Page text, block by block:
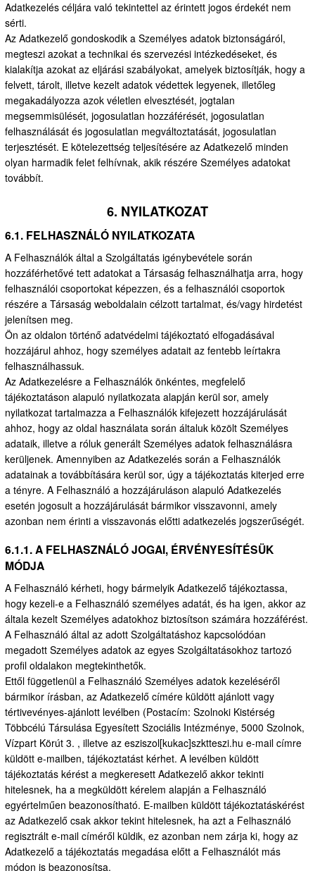
Adatkezelés céljára való tekintettel az érintett jogos érdekét nem
sérti.
Az Adatkezelő gondoskodik a Személyes adatok biztonságáról,
megteszi azokat a technikai és szervezési intézkedéseket, és
kialakítja azokat az eljárási szabályokat, amelyek biztosítják, hogy a
felvett, tárolt, illetve kezelt adatok védettek legyenek, illetőleg
megakadályozza azok véletlen elvesztését, jogtalan
megsemmisülését, jogosulatlan hozzáférését, jogosulatlan
felhasználását és jogosulatlan megváltoztatását, jogosulatlan
terjesztését. E kötelezettség teljesítésére az Adatkezelő minden
olyan harmadik felet felhívnak, akik részére Személyes adatokat
továbbít.
6. NYILATKOZAT
6.1. FELHASZNÁLÓ NYILATKOZATA
A Felhasználók által a Szolgáltatás igénybevétele során
hozzáférhetővé tett adatokat a Társaság felhasználhatja arra, hogy
felhasználói csoportokat képezzen, és a felhasználói csoportok
részére a Társaság weboldalain célzott tartalmat, és/vagy hirdetést
jelenítsen meg.
Ön az oldalon történő adatvédelmi tájékoztató elfogadásával
hozzájárul ahhoz, hogy személyes adatait az fentebb leírtakra
felhasználhassuk.
Az Adatkezelésre a Felhasználók önkéntes, megfelelő
tájékoztatáson alapuló nyilatkozata alapján kerül sor, amely
nyilatkozat tartalmazza a Felhasználók kifejezett hozzájárulását
ahhoz, hogy az oldal használata során általuk közölt Személyes
adataik, illetve a róluk generált Személyes adatok felhasználásra
kerüljenek. Amennyiben az Adatkezelés során a Felhasználók
adatainak a továbbítására kerül sor, úgy a tájékoztatás kiterjed erre
a tényre. A Felhasználó a hozzájáruláson alapuló Adatkezelés
esetén jogosult a hozzájárulását bármikor visszavonni, amely
azonban nem érinti a visszavonás előtti adatkezelés jogszerűségét.
6.1.1. A FELHASZNÁLÓ JOGAI, ÉRVÉNYESÍTÉSÜK
MÓDJA
A Felhasználó kérheti, hogy bármelyik Adatkezelő tájékoztassa,
hogy kezeli-e a Felhasználó személyes adatát, és ha igen, akkor az
általa kezelt Személyes adatokhoz biztosítson számára hozzáférést.
A Felhasználó által az adott Szolgáltatáshoz kapcsolódóan
megadott Személyes adatok az egyes Szolgáltatásokhoz tartozó
profil oldalakon megtekinthetők.
Ettől függetlenül a Felhasználó Személyes adatok kezeléséről
bármikor írásban, az Adatkezelő címére küldött ajánlott vagy
tértivevényes-ajánlott levélben (Postacím: Szolnoki Kistérség
Többcélú Társulása Egyesített Szociális Intézménye, 5000 Szolnok,
Vízpart Körút 3. , illetve az esziszol[kukac]szktteszi.hu e-mail címre
küldött e-mailben, tájékoztatást kérhet. A levélben küldött
tájékoztatás kérést a megkeresett Adatkezelő akkor tekinti
hitelesnek, ha a megküldött kérelem alapján a Felhasználó
egyértelműen beazonosítható. E-mailben küldött tájékoztatáskérést
az Adatkezelő csak akkor tekint hitelesnek, ha azt a Felhasználó
regisztrált e-mail címéről küldik, ez azonban nem zárja ki, hogy az
Adatkezelő a tájékoztatás megadása előtt a Felhasználót más
módon is beazonosítsa.